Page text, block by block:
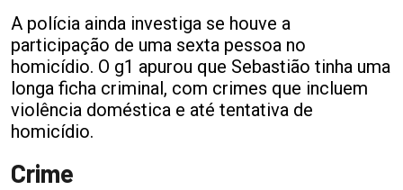
A polícia ainda investiga se houve a
participação de uma sexta pessoa no
homicídio. O g1 apurou que Sebastião tinha uma
longa ficha criminal, com crimes que incluem
violência doméstica e até tentativa de
homicídio.
Crime